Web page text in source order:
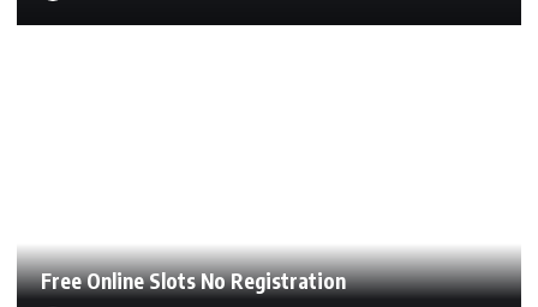
Free Online Slots No Registration